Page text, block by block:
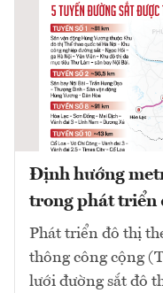
Định hướng
trong phát triển
Phát triển đô thị
thông công cộng
lưới đường sắt đô